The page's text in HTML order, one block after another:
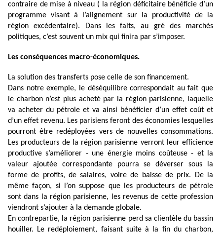
contraire de mise à niveau ( la région déficitaire bénéficie d’un
programme visant à l’alignement sur la productivité de la
région excédentaire). Dans les faits, au gré des marchés
politiques, c’est souvent un mix qui finira par s’imposer.
Les conséquences macro-économiques.
La solution des transferts pose celle de son financement.
Dans notre exemple, le déséquilibre correspondait au fait que
le charbon n’est plus acheté par la région parisienne, laquelle
va acheter du pétrole et va ainsi bénéficier d’un effet coût et
d’un effet revenu. Les parisiens feront des économies lesquelles
pourront être redéployées vers de nouvelles consommations.
Les producteurs de la région parisienne verront leur efficience
productive s’améliorer - une énergie moins coûteuse - et la
valeur ajoutée correspondante pourra se déverser sous la
forme de profits, de salaires, voire de baisse de prix. De la
même façon, si l’on suppose que les producteurs de pétrole
sont dans la région parisienne, les revenus de cette profession
viendront s’ajouter à la demande globale.
En contrepartie, la région parisienne perd sa clientèle du bassin
houiller. Le redéploiement, faisant suite à la fin du charbon,